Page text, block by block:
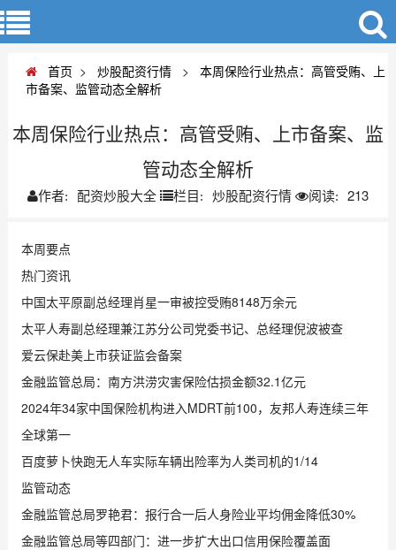
首页 > 炒股配资行情 >
本周保险行业热点：高管受贿、上
市备案、监管动态全解析
本周保险行业热点：高管受贿、上市备案、监
管动态全解析
作者: 配资炒股大全 栏目: 炒股配资行情 阅读: 213
本周要点
热门资讯
中国太平原副总经理肖星一审被控受贿8148万余元
太平人寿副总经理兼江苏分公司党委书记、总经理倪波被查
爱云保赴美上市获证监会备案
金融监管总局：南方洪涝灾害保险估损金额32.1亿元
2024年34家中国保险机构进入MDRT前100，友邦人寿连续三年
全球第一
百度萝卜快跑无人车实际车辆出险率为人类司机的1/14
监管动态
金融监管总局罗艳君：报行合一后人身险业平均佣金降低30%
金融监管总局等四部门：进一步扩大出口信用保险覆盖面